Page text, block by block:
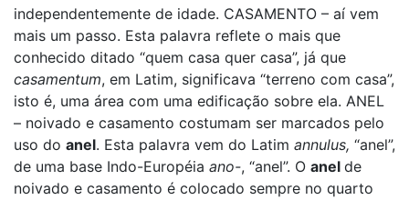
independentemente de idade. CASAMENTO – aí vem
mais um passo. Esta palavra reflete o mais que
conhecido ditado “quem casa quer casa”, já que
casamentum, em Latim, significava “terreno com casa”,
isto é, uma área com uma edificação sobre ela. ANEL
– noivado e casamento costumam ser marcados pelo
uso do anel. Esta palavra vem do Latim annulus, “anel”,
de uma base Indo-Européia ano-, “anel”. O anel de
noivado e casamento é colocado sempre no quarto